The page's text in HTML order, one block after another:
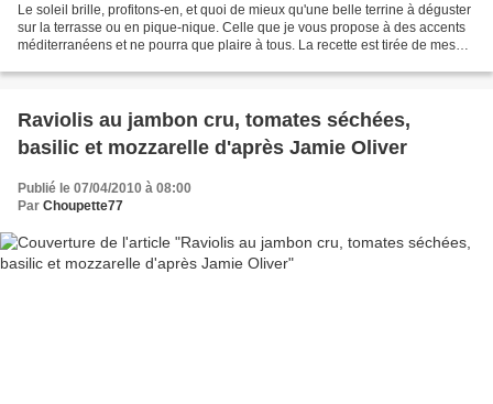
Le soleil brille, profitons-en, et quoi de mieux qu'une belle terrine à déguster
sur la terrasse ou en pique-nique. Celle que je vous propose à des accents
méditerranéens et ne pourra que plaire à tous. La recette est tirée de mes
Raviolis au jambon cru, tomates séchées,
basilic et mozzarelle d'après Jamie Oliver
Publié le 07/04/2010 à 08:00
Par Choupette77